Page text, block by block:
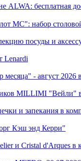
ALWA: бесплатная
МС": набор
посуды и
Lenardi
месяца" - август 2026
MILLIMI "Вейли"
и запекания в
Кэш энд Керри"
и Cristal d'Arques в